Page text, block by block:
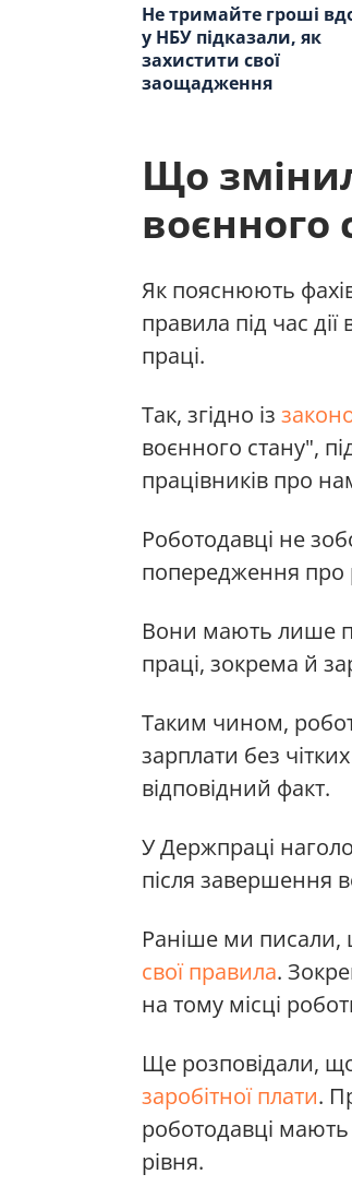
Не тримайте гроші
у НБУ підказали, як
захистити свої
заощадження
Що
воєнного
Як пояснюють
правила під час
праці.
Так, згідно із
воєнного стану",
працівників про
Роботодавці не
попередження про
Вони мають лише
праці, зокрема й
Таким чином,
зарплати без
відповідний факт.
У Держпраці
після завершення
Раніше ми
свої правила.
на тому місці
Ще розповідали,
заробітної плати.
роботодавці
рівня.